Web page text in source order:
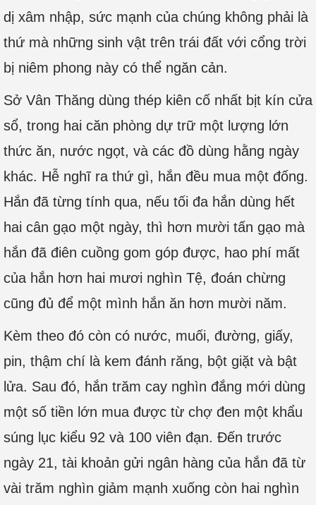
dị xâm nhập, sức mạnh của chúng không phải là
thứ mà những sinh vật trên trái đất với cổng trời
bị niêm phong này có thể ngăn cản.
Sở Vân Thăng dùng thép kiên cố nhất bịt kín cửa
sổ, trong hai căn phòng dự trữ một lượng lớn
thức ăn, nước ngọt, và các đồ dùng hằng ngày
khác. Hễ nghĩ ra thứ gì, hắn đều mua một đống.
Hắn đã từng tính qua, nếu tối đa hắn dùng hết
hai cân gạo một ngày, thì hơn mười tấn gạo mà
hắn đã điên cuồng gom góp được, hao phí mất
của hắn hơn hai mươi nghìn Tệ, đoán chừng
cũng đủ để một mình hắn ăn hơn mười năm.
Kèm theo đó còn có nước, muối, đường, giấy,
pin, thậm chí là kem đánh răng, bột giặt và bật
lửa. Sau đó, hắn trăm cay nghìn đắng mới dùng
một số tiền lớn mua được từ chợ đen một khẩu
súng lục kiểu 92 và 100 viên đạn. Đến trước
ngày 21, tài khoản gửi ngân hàng của hắn đã từ
vài trăm nghìn giảm mạnh xuống còn hai nghìn